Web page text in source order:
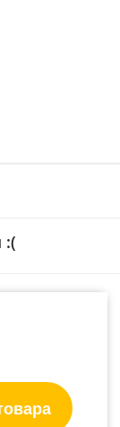
:(